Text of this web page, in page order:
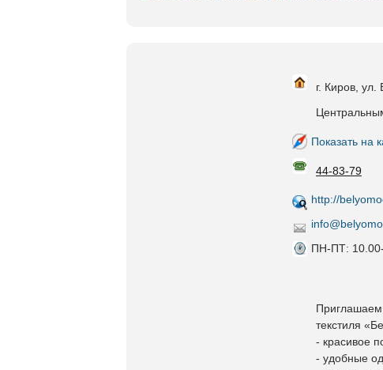
г. Киров,
Показать на
44-83-79
http://
ПН-ПТ:
Приглашаем
текстиля
- красивое
- удобные